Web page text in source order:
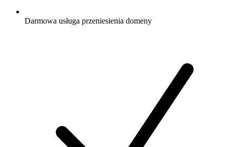
Darmowa usługa przeniesienia domeny